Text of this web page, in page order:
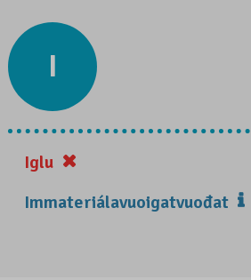
I
Iglu
Immateriálavuoigatvuođat